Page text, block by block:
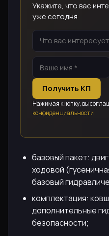
Укажите, что вас
уже сегодня
Получить КП
Нажимая кнопку, вы
конфиденциальности
базовый пакет:
ходовой
базовый
комплектация:
дополнительные
безопасности;